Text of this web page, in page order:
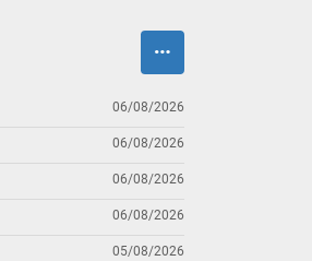
06/08/2026
06/08/2026
06/08/2026
06/08/2026
05/08/2026